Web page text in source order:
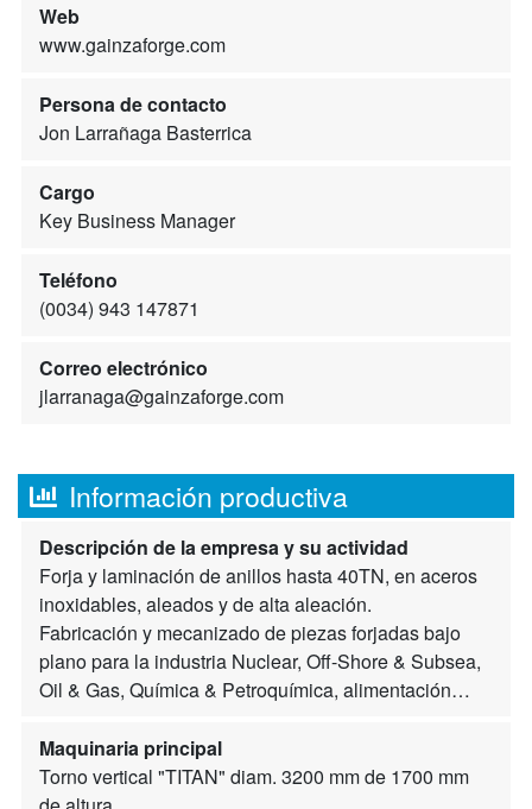
Web
www.gainzaforge.com
Persona de contacto
Jon Larrañaga Basterrica
Cargo
Key Business Manager
Teléfono
(0034) 943 147871
Correo electrónico
jlarranaga@gainzaforge.com
Información productiva
Descripción de la empresa y su actividad
Forja y laminación de anillos hasta 40TN, en aceros
inoxidables, aleados y de alta aleación.
Fabricación y mecanizado de piezas forjadas bajo
plano para la industria Nuclear, Off-Shore & Subsea,
Oil & Gas, Química & Petroquímica, alimentación…
Maquinaria principal
Torno vertical "TITAN" diam. 3200 mm de 1700 mm